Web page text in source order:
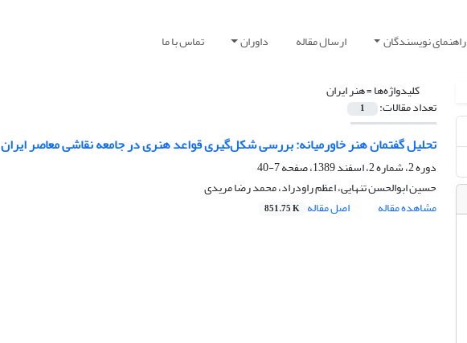
راهنمای نویسندگان ارسال مقاله داوران تماس با ما
کلیدواژه‌ها =هنر ایران
تعداد مقالات: 1
تحلیل گفتمان هنر خاورمیانه: بررسی شکل‌گیری قواعد هنری در جامعه نقاشی معاصر ایران
دوره 2، شماره 2، اسفند 1389، صفحه
7-40
حسین ابوالحسن تنهایی، اعظم راودراد، محمد رضا مریدی
مشاهده مقاله
اصل مقاله 851.75 K